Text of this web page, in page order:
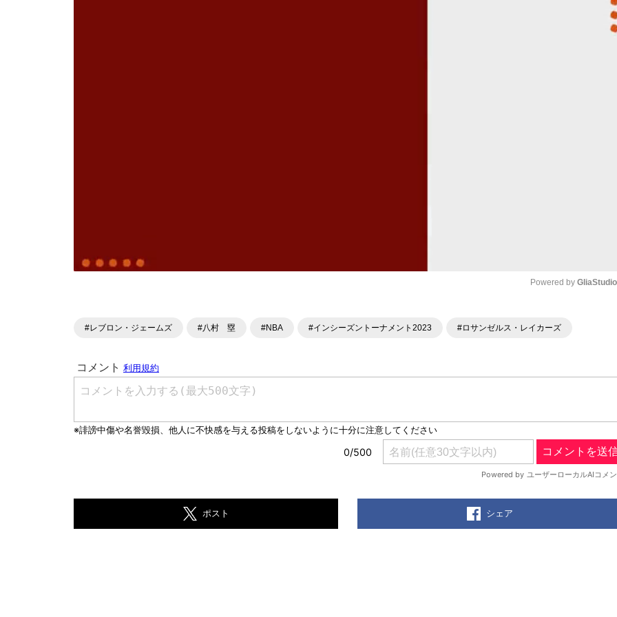
Mute
Powered by
#レブロン・ジェームズ #八村 塁 #NBA #インシーズントーナメント2023 #ロサンゼルス・レイカーズ
ポスト シェア